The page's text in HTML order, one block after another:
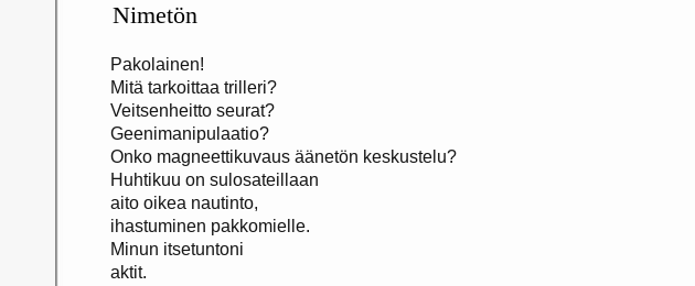
Nimetön
Pakolainen!
Mitä tarkoittaa trilleri?
Veitsenheitto seurat?
Geenimanipulaatio?
Onko magneettikuvaus äänetön keskustelu?
Huhtikuu on sulosateillaan
aito oikea nautinto,
ihastuminen pakkomielle.
Minun itsetuntoni
aktit.